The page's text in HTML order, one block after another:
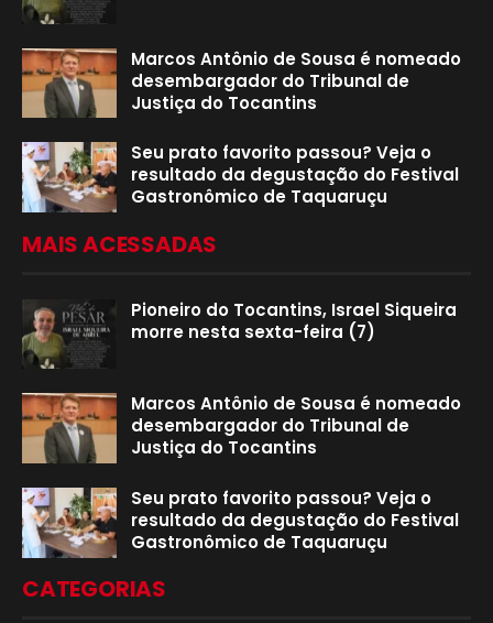
Marcos Antônio de Sousa é nomeado
desembargador do Tribunal de
Justiça do Tocantins
Seu prato favorito passou? Veja o
resultado da degustação do Festival
Gastronômico de Taquaruçu
MAIS ACESSADAS
Pioneiro do Tocantins, Israel Siqueira
morre nesta sexta-feira (7)
Marcos Antônio de Sousa é nomeado
desembargador do Tribunal de
Justiça do Tocantins
Seu prato favorito passou? Veja o
resultado da degustação do Festival
Gastronômico de Taquaruçu
CATEGORIAS